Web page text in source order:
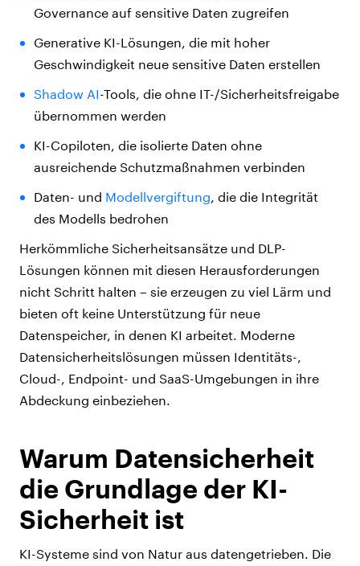
Governance auf sensitive Daten zugreifen
Generative KI-Lösungen, die mit hoher
Geschwindigkeit neue sensitive Daten erstellen
Shadow AI-Tools, die ohne IT-/Sicherheitsfreigabe
übernommen werden
KI-Copiloten, die isolierte Daten ohne
ausreichende Schutzmaßnahmen verbinden
Daten- und Modellvergiftung, die die Integrität
des Modells bedrohen
Herkömmliche Sicherheitsansätze und DLP-
Lösungen können mit diesen Herausforderungen
nicht Schritt halten – sie erzeugen zu viel Lärm und
bieten oft keine Unterstützung für neue
Datenspeicher, in denen KI arbeitet. Moderne
Datensicherheitslösungen müssen Identitäts-,
Cloud-, Endpoint- und SaaS-Umgebungen in ihre
Abdeckung einbeziehen.
Warum Datensicherheit
die Grundlage der KI-
Sicherheit ist
KI-Systeme sind von Natur aus datengetrieben. Die